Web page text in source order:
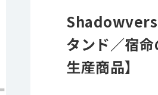
タンド／宿
生産商品】